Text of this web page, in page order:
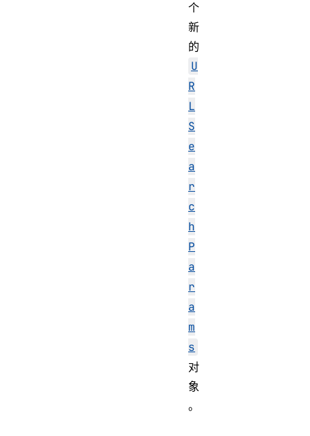
个
新
的
U
R
L
S
e
a
r
c
h
P
a
r
a
m
s
对
象
。